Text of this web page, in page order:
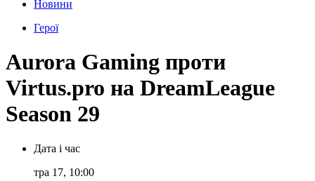
Новини
Герої
Aurora Gaming проти
Virtus.pro на DreamLeague
Season 29
Дата і час
тра 17, 10:00